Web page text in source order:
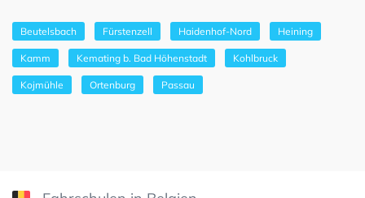
Beutelsbach Fürstenzell Haidenhof-Nord Heining
Kamm Kemating b. Bad Höhenstadt Kohlbruck
Kojmühle Ortenburg Passau